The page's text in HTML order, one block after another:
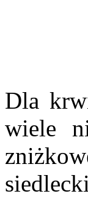
Dla
wiele